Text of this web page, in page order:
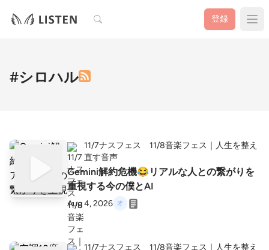
検索 登録
#シロハル
11/7ナスフェス 11/8音楽フェス｜人生を整え
直す音声
Gemini解約危機😂リアルな人との繋がりを
重視する今の僕とAI
Aug 4, 2026
11/7ナスフェス 11/8音楽フェス｜人生を整え